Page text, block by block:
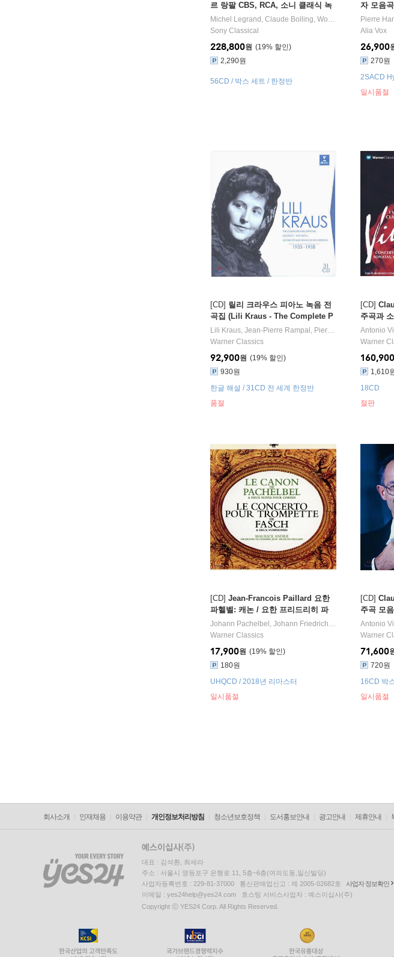
르 랑팔 CBS, RCA, 소니 클래식 녹
음 모음집 (The Complete CBS Mas
terworks Recordings)
Michel Legrand , Claude Bolling, Wolfgang Amadeus Mozart
Sony Classical
19%
228,800원
2,290원
56CD / 박스 세트 / 한정반
자 모음
집, 1717
a
Pierre
Alia Vox
26,900
270원
일시품절
2SACD
[CD] 릴리 크라우스 피아노 녹음 전
곡집 (Lili Kraus - The Complete P
arlophone, Ducretet, Thomson &
Discophiles Francais recordings
Lili Kraus, Jean-Pierre Rampal , Pierre Pierlot Szymon
Warner Classics
19%
92,900원
930원
품절
한글 해설 / 31CD 전 세계 한정반
[CD]
주곡과
올린, 오
Sonatas
Antonio
Warner
160,900
1,610
절판
18CD
[CD] Jean-Francois Paillard 요한
파헬벨: 캐논 / 요한 프리드리히 파
슈: 트럼펫 협주곡 (Johann Pachel
bel: Canon / Johann Friedrich Fa
Johann Pachelbel , Johann Friedrich Fasch 작곡/
Warner Classics
19%
17,900원
180원
일시품절
UHQCD / 2018년 리마스터
[CD]
주곡 모
Antonio
Warner
71,600
720원
일시품절
16CD 박
회사소개 인재채용 이용약관 개인정보처리방침 청소년보호정책 도서홍보안내 광고안내 제휴안내
대표 : 김석환, 최세라
주소 : 서울시 영등포구 은행로 11, 5층~6층(여의도동,일신빌딩)
사업자등록번호 : 229-81-37000 통신판매업신고 : 제 2005-02682호
사업자 정보확인
이메일 : yes24help@yes24.com 호스팅 서비스사업자 : 예스이십사(주)
Copyright ⓒ YES24 Corp. All Rights Reserved.